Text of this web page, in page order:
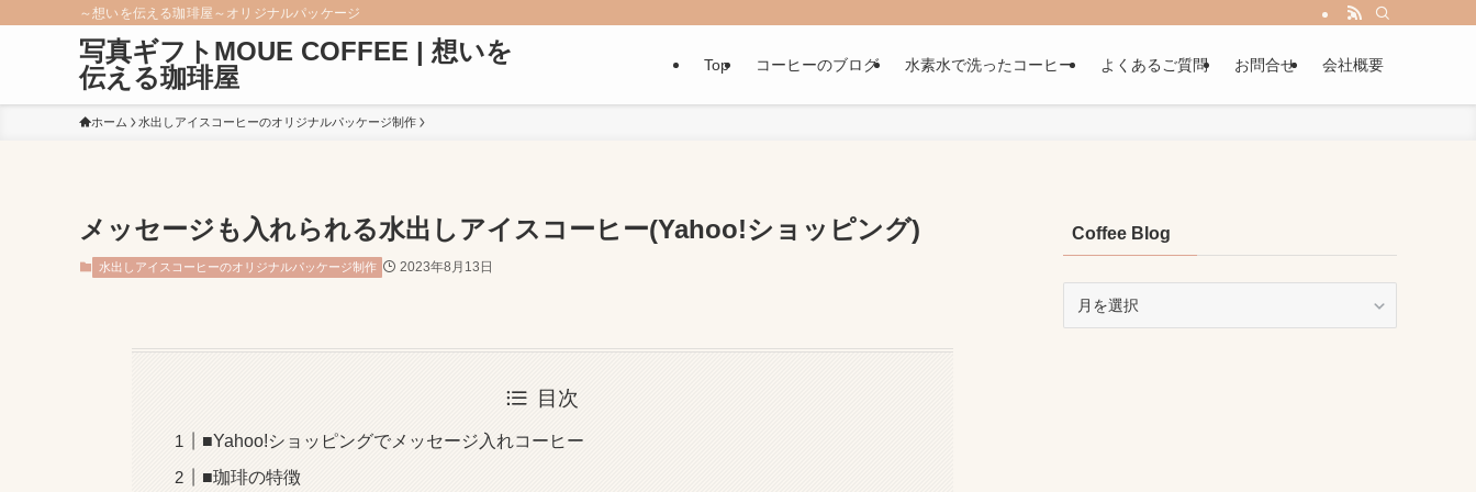
～想いを伝える珈琲屋～オリジナルパッケージ
写真ギフトMOUE COFFEE | 想いを
伝える珈琲屋
Top コーヒーのブログ 水素水で洗ったコーヒー よくあるご質問 お問合せ 会社概要
ホーム 水出しアイスコーヒーのオリジナルパッケージ制作
メッセージも入れられる水出しアイスコーヒー(Yahoo!ショッピング)
水出しアイスコーヒーのオリジナルパッケージ制作 2023年8月13日
目次
■Yahoo!ショッピングでメッセージ入れコーヒー
■珈琲の特徴
Coffee Blog
Blog